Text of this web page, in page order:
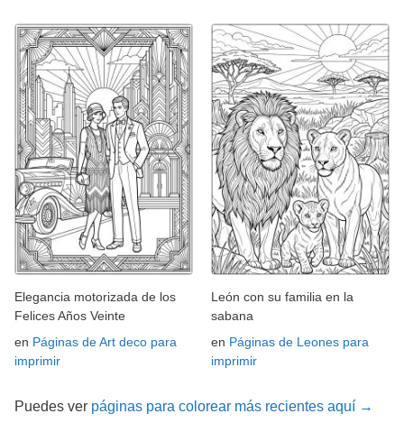
Elegancia motorizada de los
Felices Años Veinte
en Páginas de Art deco para
imprimir
León con su familia en la
sabana
en Páginas de Leones para
imprimir
Puedes ver páginas para colorear más recientes aquí →